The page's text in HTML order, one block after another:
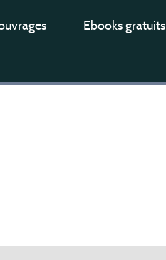
Ebooks gratuits